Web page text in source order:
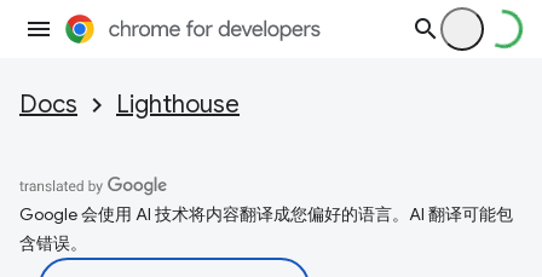
Docs Lighthouse
Google 会使用 AI 技术将内容翻译成您偏好的语言。AI 翻译可能包
含错误。